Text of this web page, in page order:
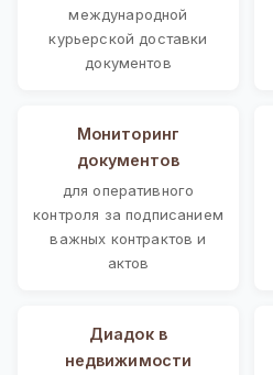
международной
курьерской доставки
документов
Мониторинг
документов
для оперативного
контроля за подписанием
важных контрактов и
актов
Диадок в
недвижимости